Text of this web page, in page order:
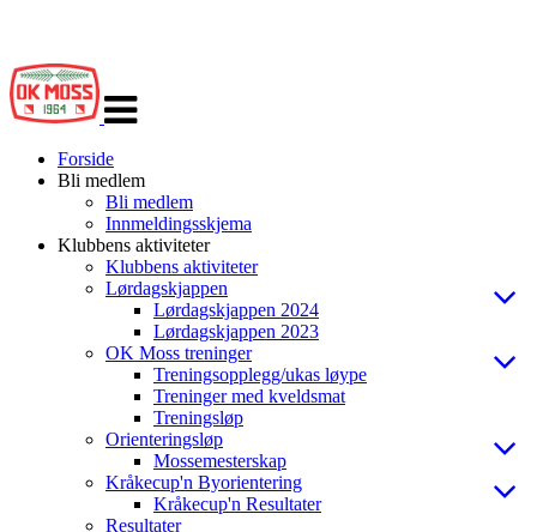
navigasjon
Forside
Bli medlem
Bli medlem
Innmeldingsskjema
Klubbens aktiviteter
Klubbens aktiviteter
Lørdagskjappen
Lørdagskjappen 2024
Lørdagskjappen 2023
OK Moss treninger
Treningsopplegg/ukas løype
Treninger med kveldsmat
Treningsløp
Orienteringsløp
Mossemesterskap
Kråkecup'n Byorientering
Kråkecup'n Resultater
Resultater